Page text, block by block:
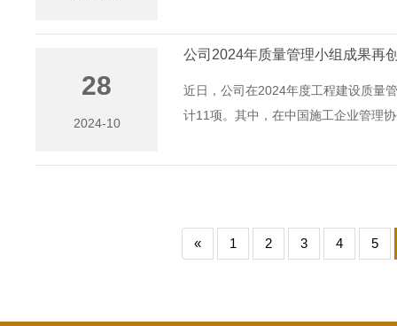
28
2024-10
公司2024年质量管理小组成果再
近日，公司在2024年度工程建设质量
计11项。其中，在中国施工企业管理
« 1 2 3 4 5